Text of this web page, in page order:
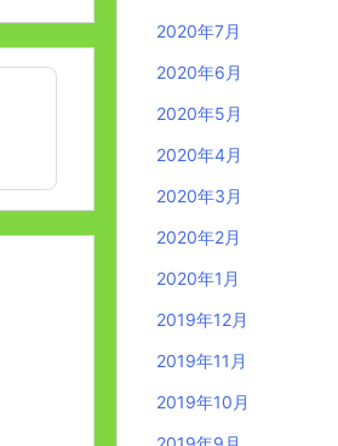
2020年7月
2020年6月
2020年5月
2020年4月
2020年3月
2020年2月
2020年1月
2019年12月
2019年11月
2019年10月